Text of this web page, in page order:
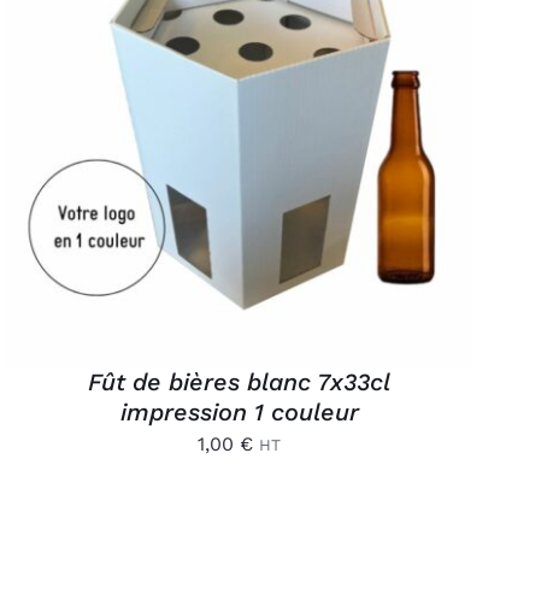
AJOUTER AU PANIER APERÇU
Fût de bières blanc 7x33cl
impression 1 couleur
1,00 € HT